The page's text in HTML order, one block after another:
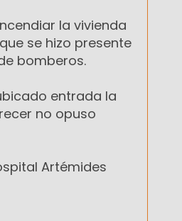
la vivienda
se hizo presente
bomberos.
entrada la
no opuso
Artémides